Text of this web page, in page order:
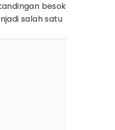
besok
salah satu